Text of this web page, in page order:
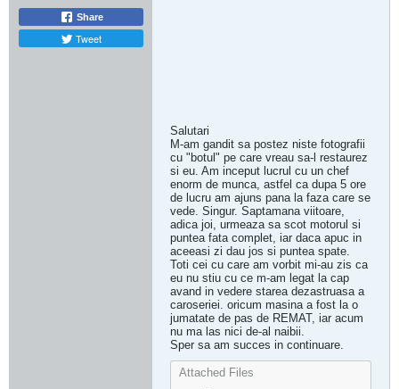
Share
Tweet
Salutari
M-am gandit sa postez niste fotografii
cu "botul" pe care vreau sa-l restaurez
si eu. Am inceput lucrul cu un chef
enorm de munca, astfel ca dupa 5 ore
de lucru am ajuns pana la faza care se
vede. Singur. Saptamana viitoare,
adica joi, urmeaza sa scot motorul si
puntea fata complet, iar daca apuc in
aceeasi zi dau jos si puntea spate.
Toti cei cu care am vorbit mi-au zis ca
eu nu stiu cu ce m-am legat la cap
avand in vedere starea dezastruasa a
caroseriei. oricum masina a fost la o
jumatate de pas de REMAT, iar acum
nu ma las nici de-al naibii.
Sper sa am succes in continuare.
Attached Files